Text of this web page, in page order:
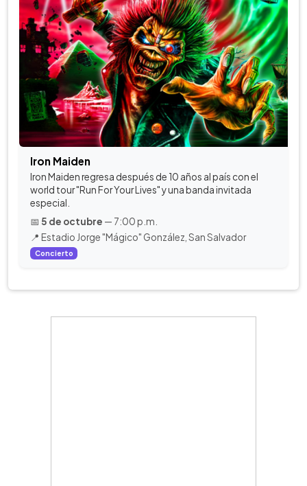
Iron Maiden
Iron Maiden regresa después de 10 años al país con el
world tour "Run For Your Lives" y una banda invitada
especial.
📅 5 de octubre — 7:00 p.m.
📍 Estadio Jorge "Mágico" González, San Salvador
Concierto